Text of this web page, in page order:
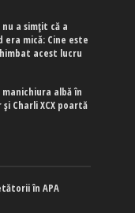
a simțit că a
mică: Cine este
acest lucru
albă în
Charli XCX poartă
în APA